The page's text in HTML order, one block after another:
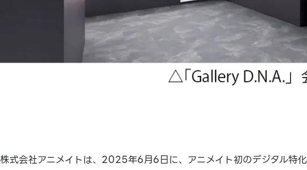
株式会社アニメイトは、2025年6月6日に、アニメイト初のデジタル特